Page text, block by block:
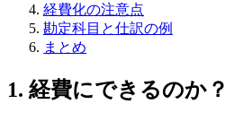
経費化の注意点
勘定科目と仕訳の例
まとめ
1. 経費にできるのか？